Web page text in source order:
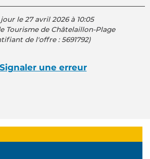
le 27 avril 2026 à 10:05
Tourisme de Châtelaillon-Plage
de l'offre :5691792)
Signaler une erreur